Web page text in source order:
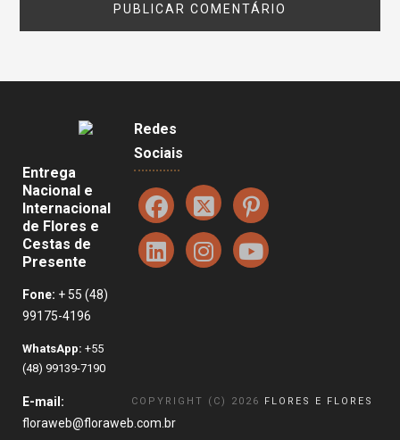
Entrega
Nacional e
Internacional
de Flores e
Cestas de
Presente
Fone: + 55 (48)
99175-4196
WhatsApp: +55
(48) 99139-7190
E-mail:
floraweb@floraweb.com.br
Redes
Sociais
COPYRIGHT (C) 2026 FLORES E FLORES